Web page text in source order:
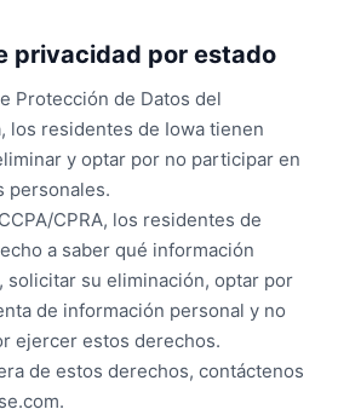
privacidad por estado
Protección de Datos del
los residentes de Iowa tienen
y optar por no participar en
personales.
CPRA, los residentes de
a saber qué información
solicitar su eliminación, optar por
de información personal y no
ejercer estos derechos.
de estos derechos, contáctenos